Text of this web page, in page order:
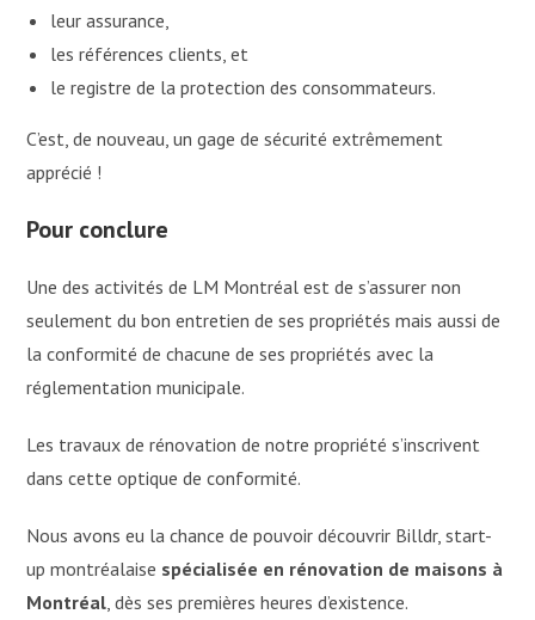
leur assurance,
les références clients, et
le registre de la protection des consommateurs.
C’est, de nouveau, un gage de sécurité extrêmement
apprécié !
Pour conclure
Une des activités de LM Montréal est de s’assurer non
seulement du bon entretien de ses propriétés mais aussi de
la conformité de chacune de ses propriétés avec la
réglementation municipale.
Les travaux de rénovation de notre propriété s’inscrivent
dans cette optique de conformité.
Nous avons eu la chance de pouvoir découvrir Billdr, start-
up montréalaise spécialisée en rénovation de maisons à
Montréal, dès ses premières heures d’existence.